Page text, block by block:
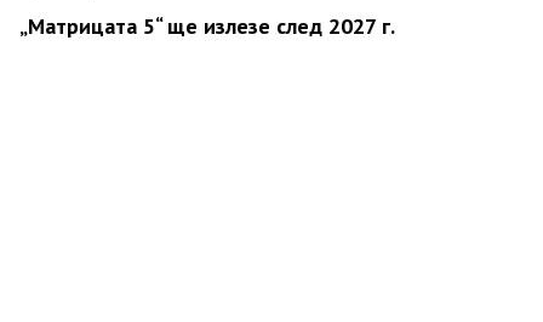
„Матрицата 5“ ще излезе след 2027 г.